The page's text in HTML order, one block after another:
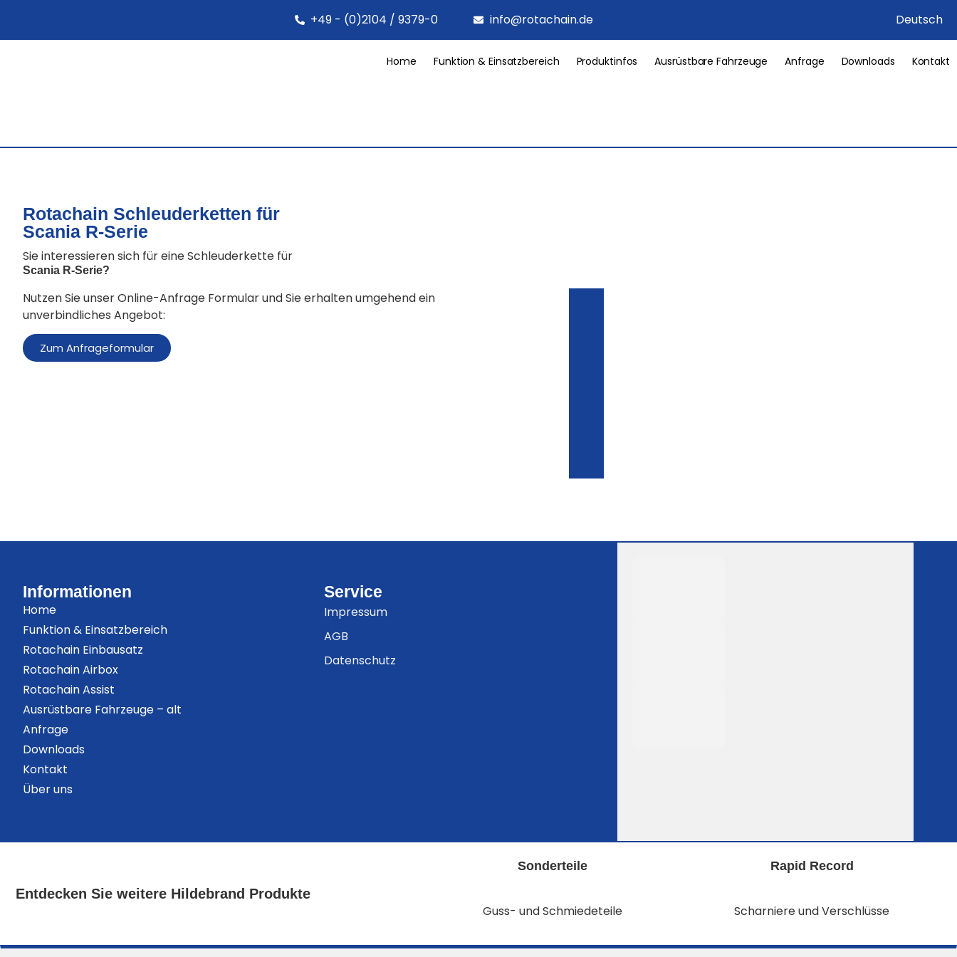
Deutsch
+49 - (0)2104 / 9379-0 info@rotachain.de
Home Funktion & Einsatzbereich Produktinfos Ausrüstbare Fahrzeuge Anfrage Downloads Kontakt
Rotachain Schleuderketten für
Scania R-Serie
Sie interessieren sich für eine Schleuderkette für
Scania R-Serie?
Nutzen Sie unser Online-Anfrage Formular und Sie erhalten umgehend ein
unverbindliches Angebot:
Zum Anfrageformular
Informationen
Home
Funktion & Einsatzbereich
Rotachain Einbausatz
Rotachain Airbox
Rotachain Assist
Ausrüstbare Fahrzeuge – alt
Anfrage
Downloads
Kontakt
Über uns
Service
Impressum
AGB
Datenschutz
Entdecken Sie weitere Hildebrand Produkte
Sonderteile
Guss- und Schmiedeteile
Rapid Record
Scharniere und Verschlüsse